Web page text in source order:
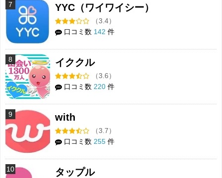
7 YYC（ワイワイシー）
（3.4）
口コミ数 142 件
8 イククル
（3.6）
口コミ数 220 件
9 with
（3.7）
口コミ数 255 件
10 タップル